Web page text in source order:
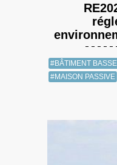
#BÂTIMENT
#MAISON PASSIVE